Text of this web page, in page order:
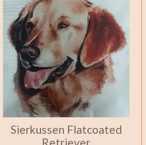
Sierkussen Flatcoated